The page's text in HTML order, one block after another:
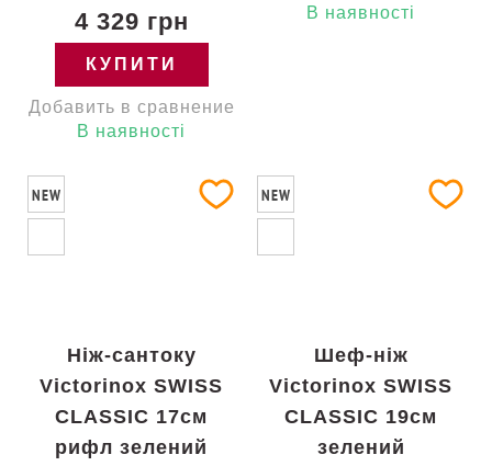
4 329 грн
КУПИТИ
Добавить в сравнение
В наявності
В наявності
NEW
Ніж-сантоку
Victorinox SWISS
CLASSIC 17см
рифл зелений
NEW
Шеф-ніж
Victorinox SWISS
CLASSIC 19см
зелений